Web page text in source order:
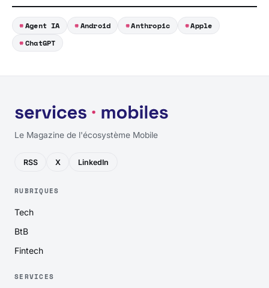
Agent IA Android Anthropic
Apple
ChatGPT
Le Magazine de l'écosystème Mobile
RSS X LinkedIn
RUBRIQUES
Tech
BtB
Fintech
SERVICES